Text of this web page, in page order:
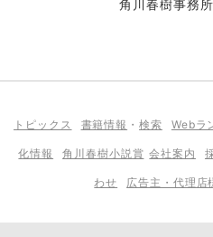
角川春樹事務
トピックス 書籍情報 ・検索 Webラ
化情報 角川春樹小説賞 会社案内
わせ 広告主・代理店